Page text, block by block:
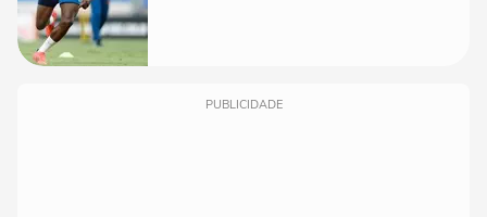
PUBLICIDADE